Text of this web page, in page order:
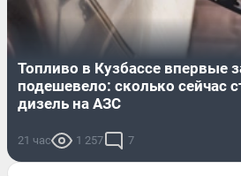
Топливо в Кузбассе впервые
подешевело: сколько сейчас
дизель на АЗС
21 час 1 257 7